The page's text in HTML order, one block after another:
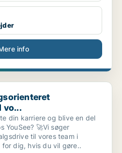
info
kunderådgivere til vo...
vo...
din karriere og blive en del
YouSee? 🚀Vi søger
til vores team i
dig, hvis du vil gøre..